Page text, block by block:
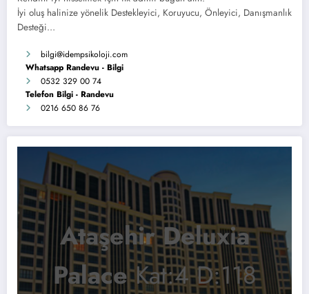
İyi oluş halinize yönelik Destekleyici, Koruyucu, Önleyici, Danışmanlık
Desteği…
bilgi@idempsikoloji.com
Whatsapp Randevu - Bilgi
0532 329 00 74
Telefon Bilgi - Randevu
0216 650 86 76
Ataşehir Deluxia
PalaceKat:4 D:118